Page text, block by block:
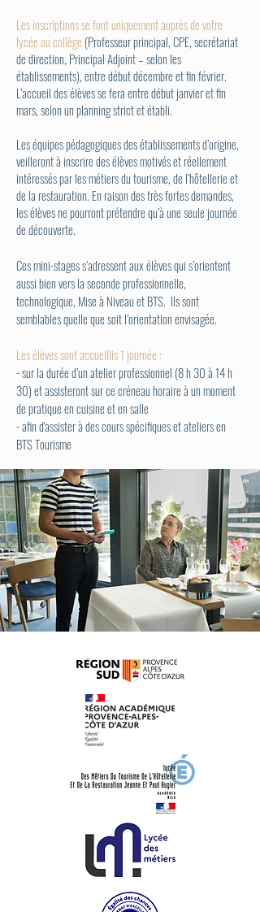
Les inscriptions se font uniquement auprès de votre
lycée ou collège (Professeur principal, CPE, secrétariat
de direction, Principal Adjoint – selon les
établissements), entre début décembre et fin février.
L’accueil des élèves se fera entre début janvier et fin
mars, selon un planning strict et établi.
Les équipes pédagogiques des établissements d’origine,
veilleront à inscrire des élèves motivés et réellement
intéressés par les métiers du tourisme, de l’hôtellerie et
de la restauration. En raison des très fortes demandes,
les élèves ne pourront prétendre qu’à une seule journée
de découverte.
Ces mini-stages s’adressent aux élèves qui s’orientent
aussi bien vers la seconde professionnelle,
technologique, Mise à Niveau et BTS. Ils sont
semblables quelle que soit l’orientation envisagée.
Les élèves sont accueillis 1 journée :
- sur la durée d’un atelier professionnel (8 h 30 à 14 h
30) et assisteront sur ce créneau horaire à un moment
de pratique en cuisine et en salle
- afin d'assister à des cours spécifiques et ateliers en
BTS Tourisme